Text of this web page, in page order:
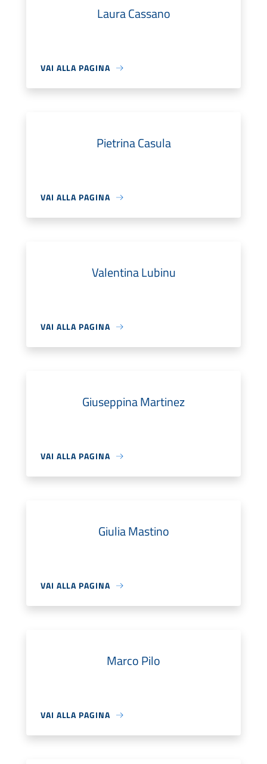
Laura Cassano
VAI ALLA PAGINA
Pietrina Casula
VAI ALLA PAGINA
Valentina Lubinu
VAI ALLA PAGINA
Giuseppina Martinez
VAI ALLA PAGINA
Giulia Mastino
VAI ALLA PAGINA
Marco Pilo
VAI ALLA PAGINA